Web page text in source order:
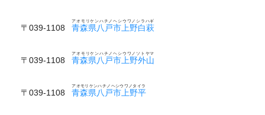
〒039-1108 青森県八戸市上野白萩
アオモリケンハチノヘシウワノシラハギ
〒039-1108 青森県八戸市上野外山
アオモリケンハチノヘシウワノソトヤマ
〒039-1108 青森県八戸市上野平
アオモリケンハチノヘシウワノタイラ